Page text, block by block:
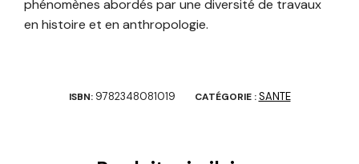
phénomènes abordés par une diversité de travaux
en histoire et en anthropologie.
ISBN: 9782348081019 CATÉGORIE :SANTE